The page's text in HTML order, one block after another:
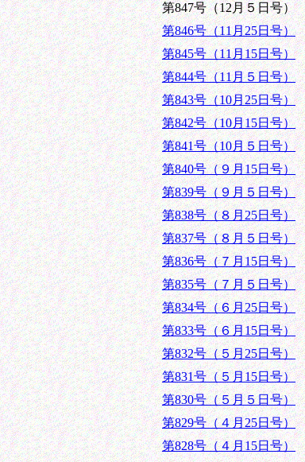
第847号（12月５日号）
第846号（11月25日号）
第845号（11月15日号）
第844号（11月５日号）
第843号（10月25日号）
第842号（10月15日号）
第841号（10月５日号）
第840号（９月15日号）
第839号（９月５日号）
第838号（８月25日号）
第837号（８月５日号）
第836号（７月15日号）
第835号（７月５日号）
第834号（６月25日号）
第833号（６月15日号）
第832号（５月25日号）
第831号（５月15日号）
第830号（５月５日号）
第829号（４月25日号）
第828号（４月15日号）